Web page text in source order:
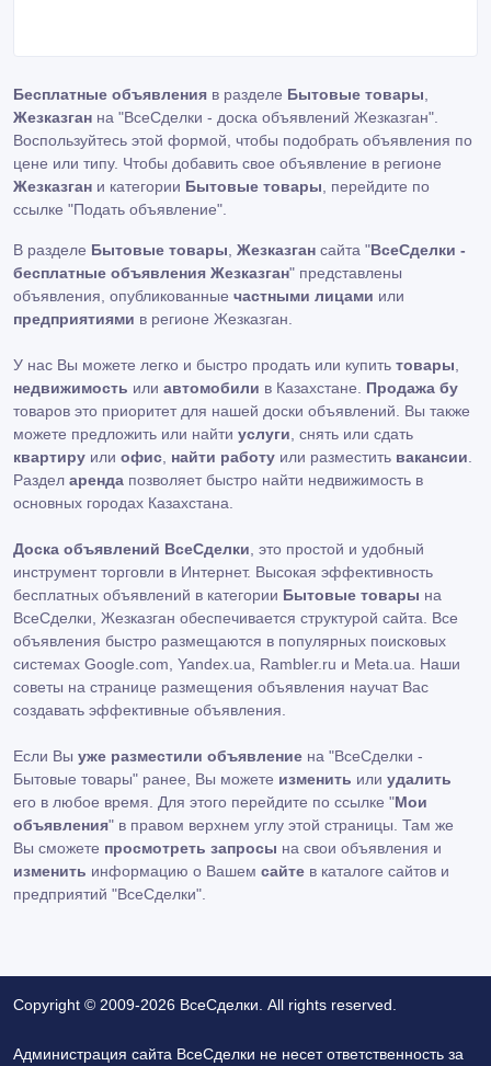
Бесплатные объявления в разделе Бытовые товары
Жезказган на "ВсеСделки - доска объявлений Жезказган".
Воспользуйтесь этой формой, чтобы подобрать объявления по
цене или типу. Чтобы добавить свое объявление в регионе
Жезказган и категории Бытовые товары , перейдите по
ссылке "Подать объявление"
В разделе Бытовые товары Жезказган сайта "ВсеСделки -
бесплатные объявления Жезказган" представлены
объявления, опубликованные частными лицами или
предприятиями в регионе Жезказган.
У нас Вы можете легко и быстро продать или купить товары
недвижимость или автомобили в Казахстане. Продажа бу
товаров это приоритет для нашей доски объявлений. Вы также
можете предложить или найти услуги , снять или сдать
квартиру или офис найти работу или разместить вакансии
Раздел аренда позволяет быстро найти недвижимость в
основных городах Казахстана.
Доска объявлений ВсеСделки , это простой и удобный
инструмент торговли в Интернет. Высокая эффективность
бесплатных объявлений в категории Бытовые товары на
ВсеСделки, Жезказган обеспечивается структурой сайта. Все
объявления быстро размещаются в популярных поисковых
системах Google.com, Yandex.ua, Rambler.ru и Meta.ua. Наши
советы на странице размещения объявления научат Вас
создавать эффективные объявления.
Если Вы уже разместили объявление на "ВсеСделки -
Бытовые товары" ранее, Вы можете изменить или удалить
его в любое время. Для этого перейдите по ссылке "Мои
объявления" в правом верхнем углу этой страницы. Там же
Вы сможете просмотреть запросы на свои объявления и
изменить информацию о Вашем сайте в каталоге сайтов и
предприятий "ВсеСделки".
Copyright © 2009-2026 ВсеСделки. All rights reserved.
Администрация сайта ВсеСделки не несет ответственность за